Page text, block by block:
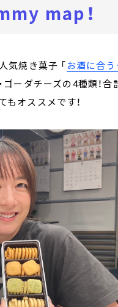
map！
気焼き菓子 「お酒に合
ゴーダチーズの4種類！
オススメです！